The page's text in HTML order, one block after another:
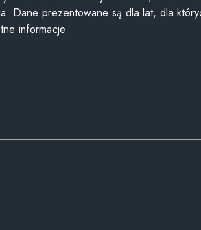
Dane prezentowane są dla lat, dla
informacje.